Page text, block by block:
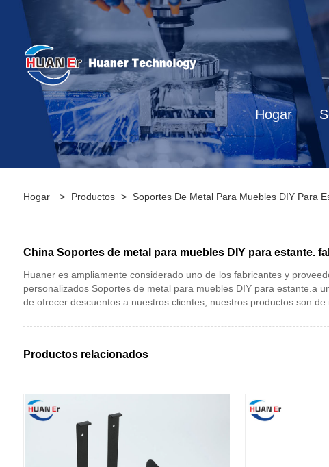
Hogar
Hogar > Productos > Soportes De Metal Para Muebles DIY Para
China Soportes de metal para muebles DIY para estante.
Huaner es ampliamente considerado uno de los fabricantes y
personalizados Soportes de metal para muebles DIY para estante.a
de ofrecer descuentos a nuestros clientes, nuestros productos son
Productos relacionados